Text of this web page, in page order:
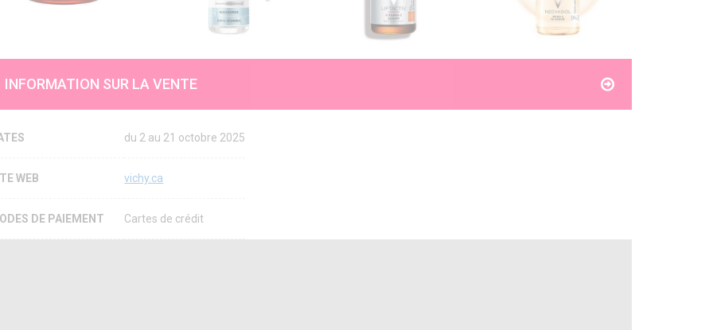
INFORMATION SUR LA VENTE
du 2 au 21 octobre 2025
WEB vichy.ca
DE PAIEMENT Cartes de crédit